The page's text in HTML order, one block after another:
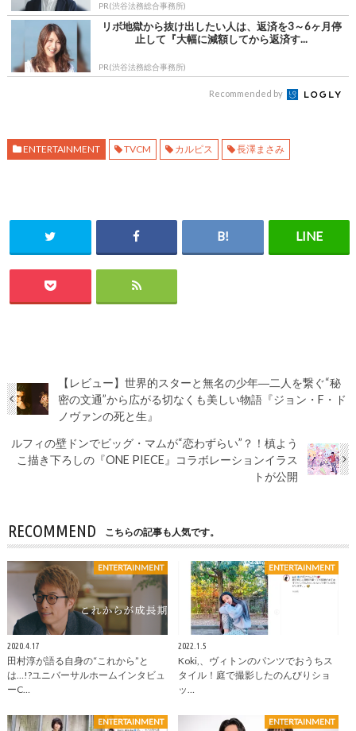
PR(渋谷法務総合事務所)
リボ地獄から抜け出したい人は、返済を3～6ヶ月停
止して『大幅に減額してから返済す...
PR(渋谷法務総合事務所)
Recommended by
ENTERTAINMENT TVCM カルピス 長澤まさみ
【レビュー】世界的スターと無名の少年―二人を繋ぐ“秘
密の文通”から広がる切なくも美しい物語『ジョン・F・ド
ノヴァンの死と生』
ルフィの壁ドンでビッグ・マムが“恋わずらい”？！槙よう
こ描き下ろしの『ONE PIECE』コラボレーションイラス
トが公開
RECOMMEND こちらの記事も人気です。
ENTERTAINMENT
2020.4.17
田村淳が語る自身の“これから”と
は…!?ユニバーサルホームインタビュ
ーC…
ENTERTAINMENT
2022.1.5
Koki,、ヴィトンのパンツでおうちス
タイル！庭で撮影したのんびりショ
ッ…
ENTERTAINMENT ENTERTAINMENT